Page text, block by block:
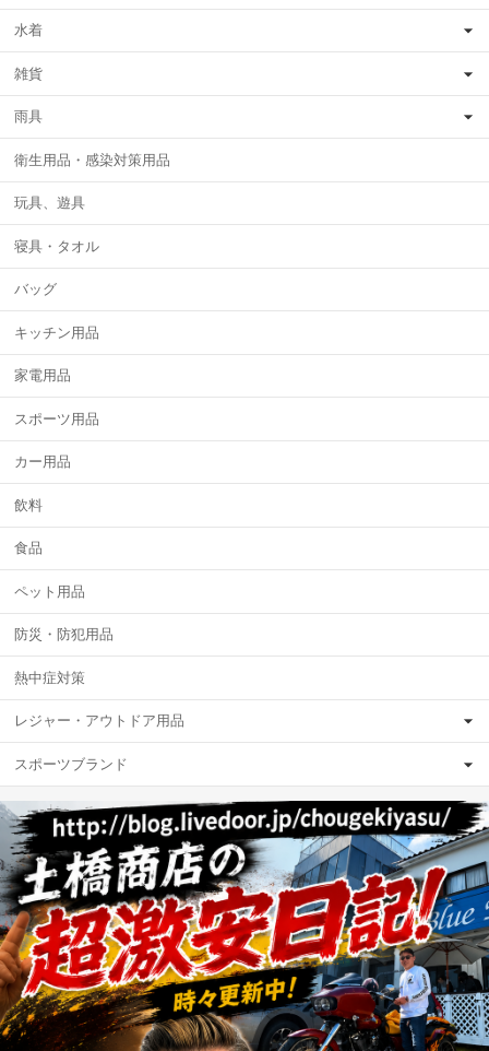
水着
雑貨
雨具
衛生用品・感染対策用品
玩具、遊具
寝具・タオル
バッグ
キッチン用品
家電用品
スポーツ用品
カー用品
飲料
食品
ペット用品
防災・防犯用品
熱中症対策
レジャー・アウトドア用品
スポーツブランド